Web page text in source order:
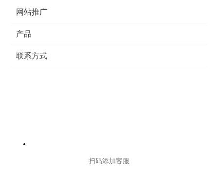
网站推广
产品
联系方式
扫码添加客服